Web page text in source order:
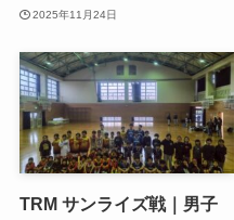
2025年11月24日
TRM サンライズ戦｜男子